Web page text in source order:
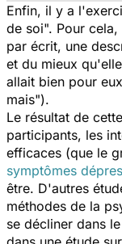
Enfin, il y a
de soi". Pour
par écrit, une
et du mieux
allait bien pour
mais").
Le résultat de
participants, les
efficaces (que le
symptômes
être. D'autres
méthodes de la
se décliner dans